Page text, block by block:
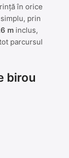
în orice
prin
m inclus,
parcursul
birou